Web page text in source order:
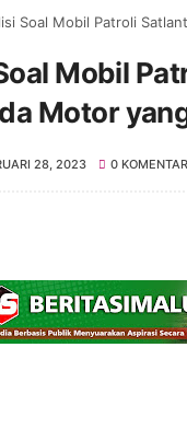
Soal Mobil Patroli
Mobil
Motor
28, 2023 0 KOMENTAR